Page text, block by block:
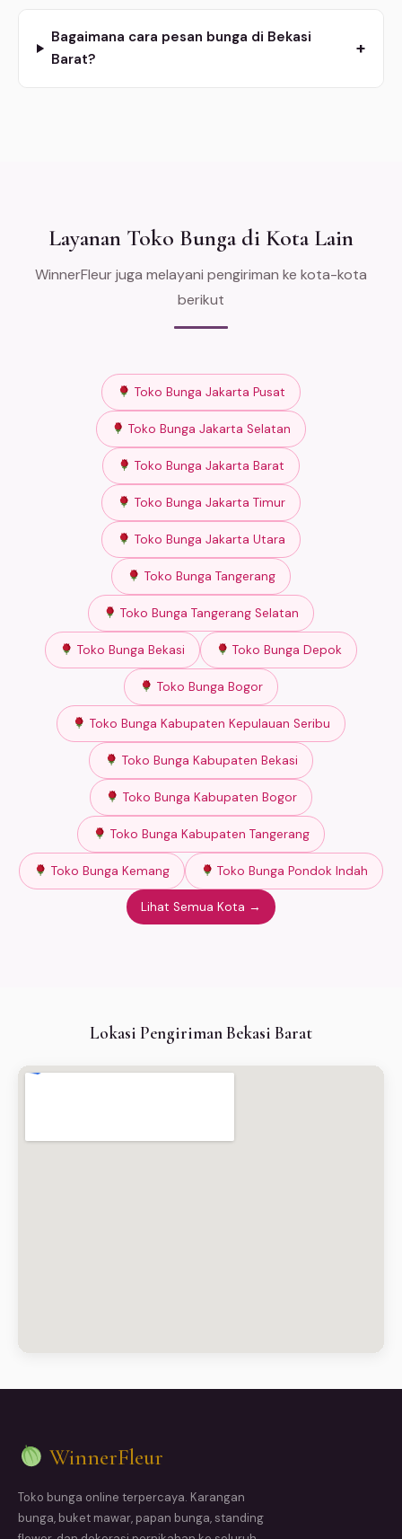
Bagaimana cara pesan bunga di Bekasi
Barat?
+
Layanan Toko Bunga di Kota Lain
WinnerFleur juga melayani pengiriman ke kota-kota
berikut
Toko Bunga Jakarta Pusat
Toko Bunga Jakarta Selatan
Toko Bunga Jakarta Barat
Toko Bunga Jakarta Timur
Toko Bunga Jakarta Utara
Toko Bunga Tangerang
Toko Bunga Tangerang Selatan
Toko Bunga Bekasi Toko Bunga Depok
Toko Bunga Bogor
Toko Bunga Kabupaten Kepulauan Seribu
Toko Bunga Kabupaten Bekasi
Toko Bunga Kabupaten Bogor
Toko Bunga Kabupaten Tangerang
Toko Bunga Kemang Toko Bunga Pondok Indah
Lihat Semua Kota →
Lokasi Pengiriman Bekasi Barat
WinnerFleur
Toko bunga online terpercaya. Karangan
bunga, buket mawar, papan bunga, standing